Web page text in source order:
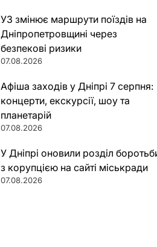
УЗ змінює маршрути поїздів на
Дніпропетровщині через
безпекові ризики
07.08.2026
Афіша заходів у Дніпрі 7 серпня:
концерти, екскурсії, шоу та
планетарій
07.08.2026
У Дніпрі оновили розділ
з корупцією на сайті міськради
07.08.2026